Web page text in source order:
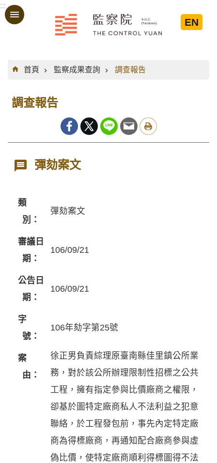
跳到主要內容區塊
:::
EN
:::
首頁
監察成果查詢 調查報告
調查報告
彈劾案文
類
別：
彈劾案文
審議日
期：
106/09/21
公告日
期：
106/09/21
字
號：
106年劾字第25號
案
由：
徐正男負責綜理原臺南縣佳里鎮公所業
務，對於該公所辦理限制性招標之公共
工程，擁有指定參與比價廠商之權限，
卻基於圖特定廠商私人不法利益之犯意
聯絡，於工程發包前，事先內定特定廠
商為得標廠商，再通知配合廠商參與虛
偽比價，使特定廠商順利得標圖得不法